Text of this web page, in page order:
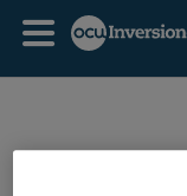
Seguros